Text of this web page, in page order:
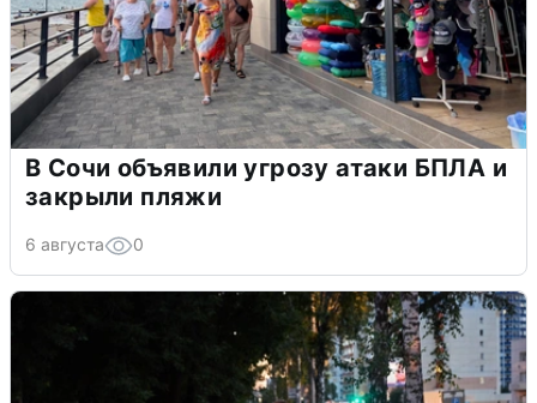
В Сочи объявили угрозу атаки БПЛА и
закрыли пляжи
6 августа 0